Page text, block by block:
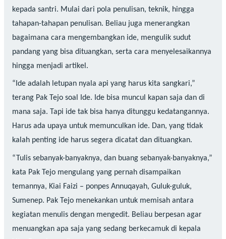
kepada santri. Mulai dari pola penulisan, teknik, hingga
tahapan-tahapan penulisan. Beliau juga menerangkan
bagaimana cara mengembangkan ide, mengulik sudut
pandang yang bisa dituangkan, serta cara menyelesaikannya
hingga menjadi artikel.
“Ide adalah letupan nyala api yang harus kita sangkari,”
terang Pak Tejo soal Ide. Ide bisa muncul kapan saja dan di
mana saja. Tapi ide tak bisa hanya ditunggu kedatangannya.
Harus ada upaya untuk memunculkan ide. Dan, yang tidak
kalah penting ide harus segera dicatat dan dituangkan.
“Tulis sebanyak-banyaknya, dan buang sebanyak-banyaknya,”
kata Pak Tejo mengulang yang pernah disampaikan
temannya, Kiai Faizi – ponpes Annuqayah, Guluk-guluk,
Sumenep. Pak Tejo menekankan untuk memisah antara
kegiatan menulis dengan mengedit. Beliau berpesan agar
menuangkan apa saja yang sedang berkecamuk di kepala